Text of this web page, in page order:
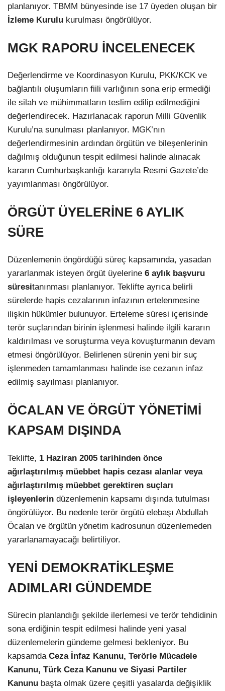
planlanıyor. TBMM bünyesinde ise 17 üyeden oluşan bir
İzleme Kurulu kurulması öngörülüyor.
MGK RAPORU İNCELENECEK
Değerlendirme ve Koordinasyon Kurulu, PKK/KCK ve
bağlantılı oluşumların fiili varlığının sona erip ermediği
ile silah ve mühimmatların teslim edilip edilmediğini
değerlendirecek. Hazırlanacak raporun Milli Güvenlik
Kurulu’na sunulması planlanıyor. MGK’nın
değerlendirmesinin ardından örgütün ve bileşenlerinin
dağılmış olduğunun tespit edilmesi halinde alınacak
kararın Cumhurbaşkanlığı kararıyla Resmi Gazete’de
yayımlanması öngörülüyor.
ÖRGÜT ÜYELERİNE 6 AYLIK
SÜRE
Düzenlemenin öngördüğü süreç kapsamında, yasadan
yararlanmak isteyen örgüt üyelerine 6 aylık başvuru
süresitanınması planlanıyor. Teklifte ayrıca belirli
sürelerde hapis cezalarının infazının ertelenmesine
ilişkin hükümler bulunuyor. Erteleme süresi içerisinde
terör suçlarından birinin işlenmesi halinde ilgili kararın
kaldırılması ve soruşturma veya kovuşturmanın devam
etmesi öngörülüyor. Belirlenen sürenin yeni bir suç
işlenmeden tamamlanması halinde ise cezanın infaz
edilmiş sayılması planlanıyor.
ÖCALAN VE ÖRGÜT YÖNETİMİ
KAPSAM DIŞINDA
Teklifte, 1 Haziran 2005 tarihinden önce
ağırlaştırılmış müebbet hapis cezası alanlar veya
ağırlaştırılmış müebbet gerektiren suçları
işleyenlerin düzenlemenin kapsamı dışında tutulması
öngörülüyor. Bu nedenle terör örgütü elebaşı Abdullah
Öcalan ve örgütün yönetim kadrosunun düzenlemeden
yararlanamayacağı belirtiliyor.
YENİ DEMOKRATİKLEŞME
ADIMLARI GÜNDEMDE
Sürecin planlandığı şekilde ilerlemesi ve terör tehdidinin
sona erdiğinin tespit edilmesi halinde yeni yasal
düzenlemelerin gündeme gelmesi bekleniyor. Bu
kapsamda Ceza İnfaz Kanunu, Terörle Mücadele
Kanunu, Türk Ceza Kanunu ve Siyasi Partiler
Kanunu başta olmak üzere çeşitli yasalarda değişiklik